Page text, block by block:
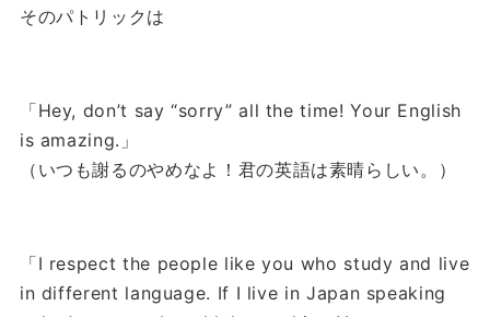
そのパトリックは
「Hey, don’t say “sorry” all the time! Your English
is amazing.」
（いつも謝るのやめなよ！君の英語は素晴らしい。）
「I respect the people like you who study and live
in different language. If I live in Japan speaking